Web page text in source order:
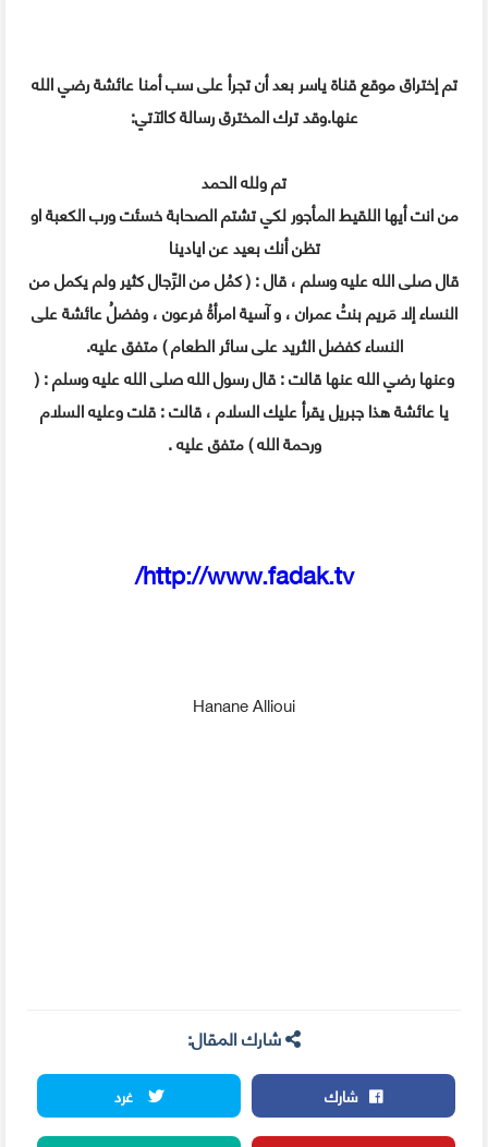
تم إختراق موقع قناة ياسر بعد أن تجرأ على سب أمنا عائشة رضي الله
عنها.وقد ترك المخترق رسالة كالآتي:
تم ولله الحمد
من انت أيها اللقيط المأجور لكي تشتم الصحابة خسئت ورب الكعبة او
تظن أنك بعيد عن ايادينا
قال صلى الله عليه وسلم ، قال : ( كمُل من الرِّجال كثير ولم يكمل من
النساء إلا مَريم بنتُ عمران ، و آسية امرأةُ فرعون ، وفضلُ عائشة على
النساء كفضل الثريد على سائر الطعام ) متفق عليه.
وعنها رضي الله عنها قالت : قال رسول الله صلى الله عليه وسلم : (
يا عائشة هذا جبريل يقرأ عليك السلام ، قالت : قلت وعليه السلام
ورحمة الله ) متفق عليه .
http://www.fadak.tv/
Hanane Allioui
شارك المقال:
شارك
غرد